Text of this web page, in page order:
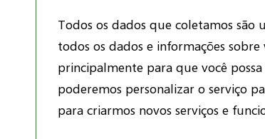
Todos os dados que coletamos são
todos os dados e informações
principalmente para que você
poderemos personalizar o serviço
para criarmos novos serviços e